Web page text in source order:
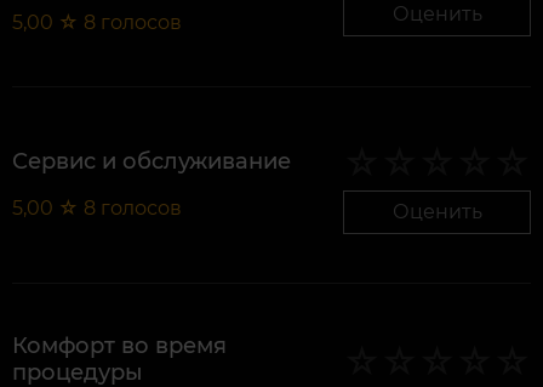
5,00 ☆ 8 голосов Оценить
Сервис и обслуживание
5,00 ☆ 8 голосов Оценить
Комфорт во время
процедуры